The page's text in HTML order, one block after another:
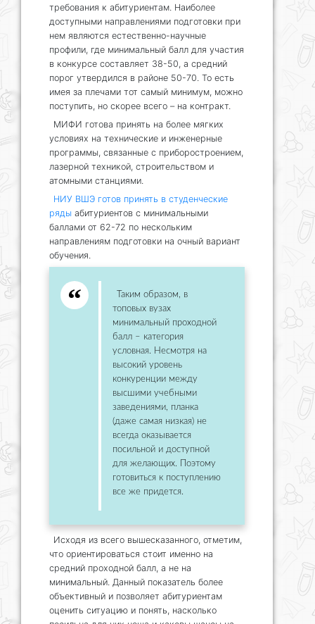
требования к абитуриентам. Наиболее
доступными направлениями подготовки при
нем являются естественно-научные
профили, где минимальный балл для участия
в конкурсе составляет 38-50, а средний
порог утвердился в районе 50-70. То есть
имея за плечами тот самый минимум, можно
поступить, но скорее всего – на контракт.
МИФИ готова принять на более мягких
условиях на технические и инженерные
программы, связанные с приборостроением,
лазерной техникой, строительством и
атомными станциями.
НИУ ВШЭ готов принять в студенческие
ряды абитуриентов с минимальными
баллами от 62-72 по нескольким
направлениям подготовки на очный вариант
обучения.
Таким образом, в
топовых вузах
минимальный проходной
балл – категория
условная. Несмотря на
высокий уровень
конкуренции между
высшими учебными
заведениями, планка
(даже самая низкая) не
всегда оказывается
посильной и доступной
для желающих. Поэтому
готовиться к поступлению
все же придется.
Исходя из всего вышесказанного, отметим,
что ориентироваться стоит именно на
средний проходной балл, а не на
минимальный. Данный показатель более
объективный и позволяет абитуриентам
оценить ситуацию и понять, насколько